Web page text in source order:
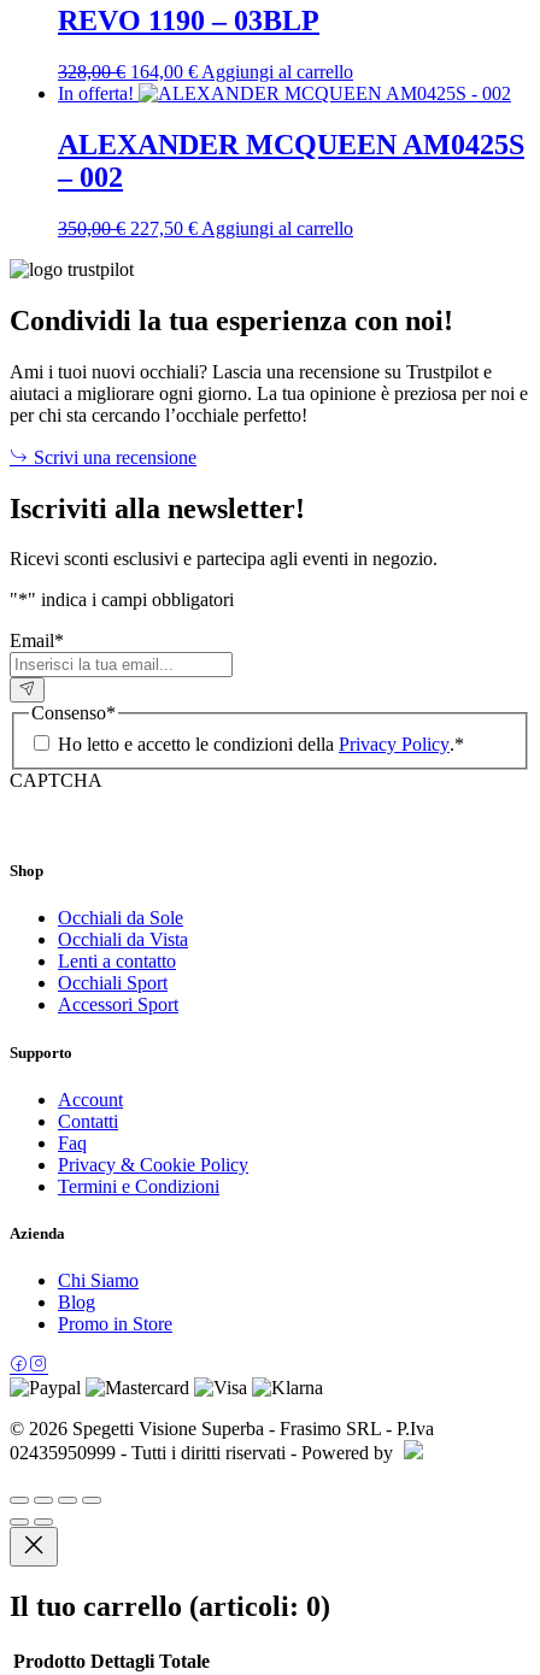
era:
160,00 €.
è:
104,00 €.
REVO 1190 – 03BLP
328,00€ Il
prezzo
era:
328,00 €.
164,00 €Il
prezzo
è:
164,00 €.
Aggiungi al carrello
In offerta!
ALEXANDER MCQUEEN AM0425S
– 002
350,00€ Il
originale
350,00 €.
227,50 €Il
227,50 €.
Aggiungi al carrello
Condividi la tua esperienza con noi!
Ami i tuoi nuovi occhiali? Lascia una recensione su Trustpilot e
aiutaci a migliorare ogni giorno. La tua opinione è preziosa per noi e
per chi sta cercando l’occhiale perfetto!
Scrivi una recensione
Iscriviti alla newsletter!
Ricevi sconti esclusivi e partecipa agli eventi in negozio.
"*" indica i campi obbligatori
Email*
Consenso*
Ho letto e accetto le condizioni della Privacy Policy.*
CAPTCHA
Shop
Occhiali da Sole
Occhiali da Vista
Lenti a contatto
Occhiali Sport
Accessori Sport
Supporto
Account
Contatti
Faq
Privacy & Cookie Policy
Termini e Condizioni
Azienda
Chi Siamo
Blog
Promo in Store
© 2026 Spegetti Visione Superba - Frasimo SRL - P.Iva
02435950999 - Tutti i diritti riservati - Powered by
Il tuo carrello (articoli: 0)
Prodotto Dettagli Totale